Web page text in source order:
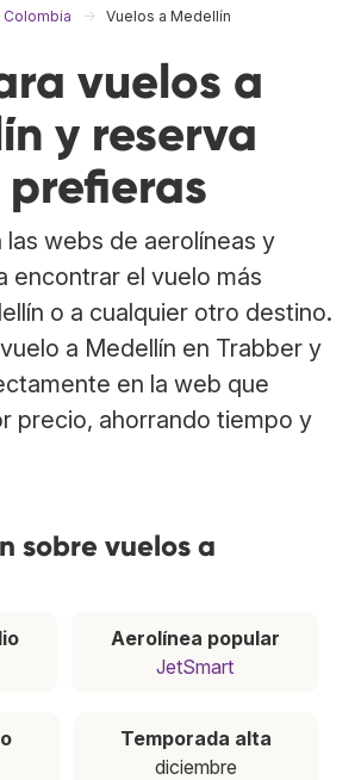
Colombia Vuelos a Medellín
vuelos a
y reserva
las webs de aerolíneas y
encontrar el vuelo más
o a cualquier otro destino.
a Medellín en Trabber y
en la web que
precio, ahorrando tiempo y
sobre vuelos a
Aerolínea popular
JetSmart
Temporada alta
diciembre